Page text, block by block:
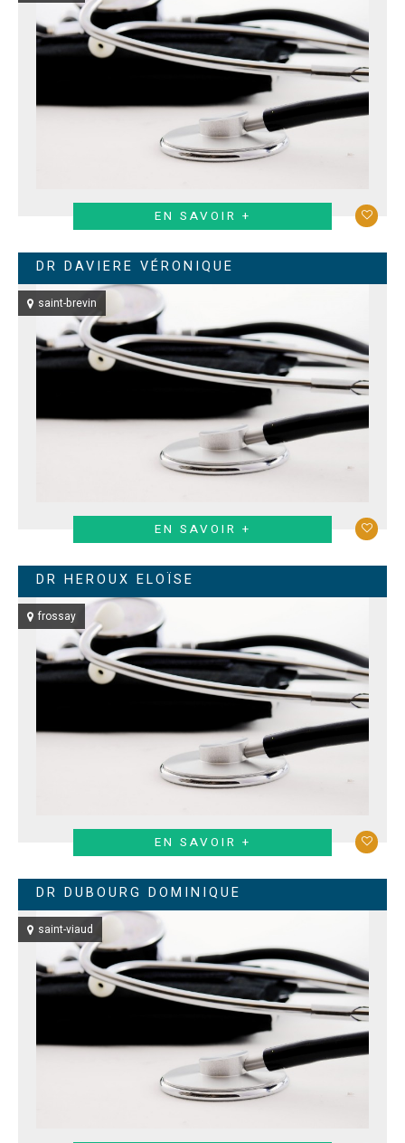
EN SAVOIR +
DR DAVIERE VÉRONIQUE
saint-brevin
EN SAVOIR +
DR HEROUX ELOÏSE
frossay
EN SAVOIR +
DR DUBOURG DOMINIQUE
saint-viaud